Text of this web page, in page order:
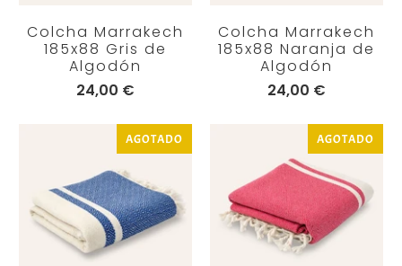
Colcha Marrakech
185x88 Gris de
Algodón
24,00 €
Colcha Marrakech
185x88 Naranja de
Algodón
24,00 €
AGOTADO AGOTADO